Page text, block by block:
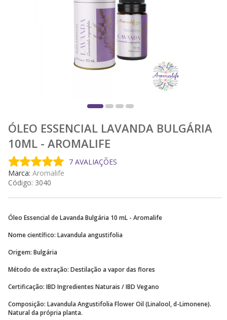
ÓLEO ESSENCIAL LAVANDA BULGÁRIA
10ML - AROMALIFE
7 AVALIAÇÕES
Marca:Aromalife
Código: 3040
Óleo Essencial de Lavanda Bulgária 10 mL - Aromalife
Nome científico: Lavandula angustifolia
Origem: Bulgária
Método de extração: Destilação a vapor das flores
Certificação: IBD Ingredientes Naturais / IBD Vegano
Composição: Lavandula Angustifolia Flower Oil (Linalool, d-Limonene).
Natural da própria planta.